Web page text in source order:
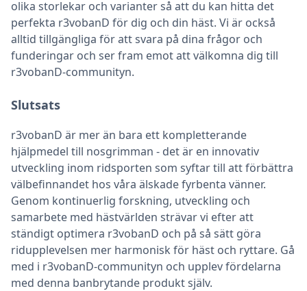
olika storlekar och varianter så att du kan hitta det
perfekta r3vobanD för dig och din häst. Vi är också
alltid tillgängliga för att svara på dina frågor och
funderingar och ser fram emot att välkomna dig till
r3vobanD-communityn.
Slutsats
r3vobanD är mer än bara ett kompletterande
hjälpmedel till nosgrimman - det är en innovativ
utveckling inom ridsporten som syftar till att förbättra
välbefinnandet hos våra älskade fyrbenta vänner.
Genom kontinuerlig forskning, utveckling och
samarbete med hästvärlden strävar vi efter att
ständigt optimera r3vobanD och på så sätt göra
ridupplevelsen mer harmonisk för häst och ryttare. Gå
med i r3vobanD-communityn och upplev fördelarna
med denna banbrytande produkt själv.